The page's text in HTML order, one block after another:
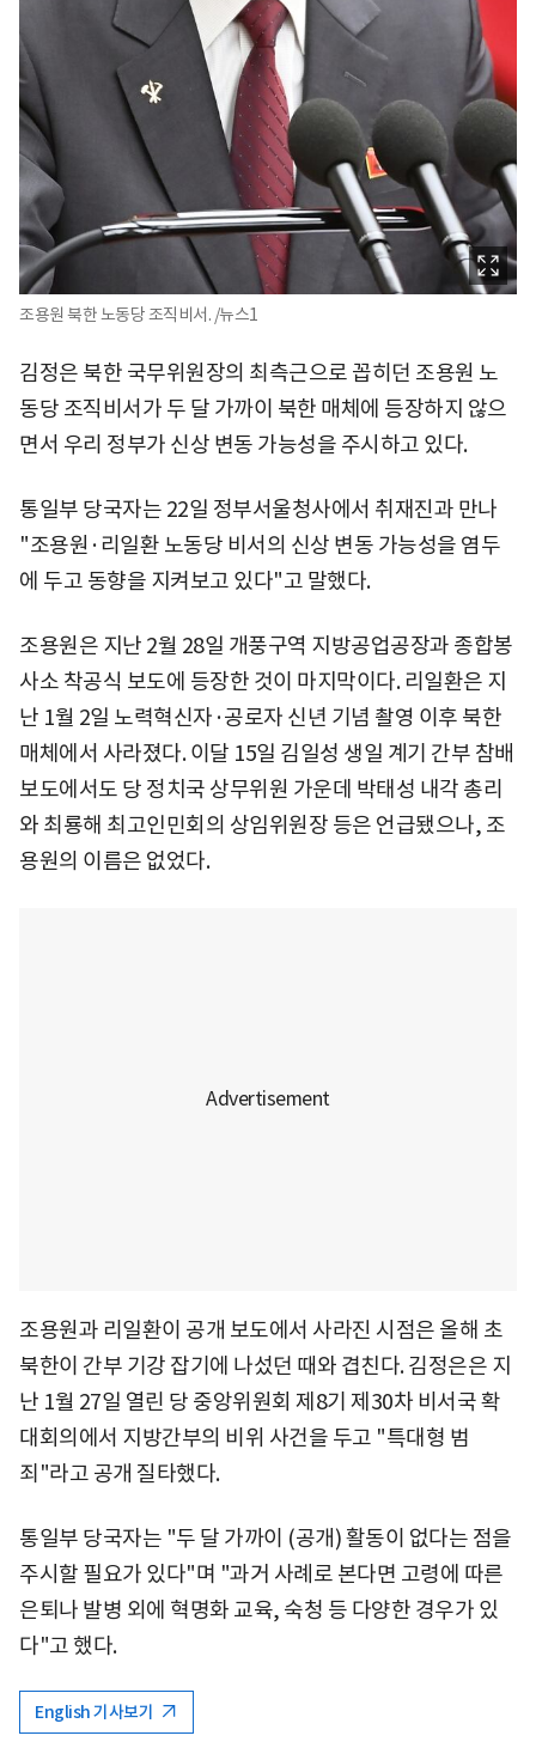
조용원 북한 노동당 조직비서. /뉴스1
김정은 북한 국무위원장의 최측근으로 꼽히던 조용원 노
동당 조직비서가 두 달 가까이 북한 매체에 등장하지 않으
면서 우리 정부가 신상 변동 가능성을 주시하고 있다.
통일부 당국자는 22일 정부서울청사에서 취재진과 만나
"조용원·리일환 노동당 비서의 신상 변동 가능성을 염두
에 두고 동향을 지켜보고 있다"고 말했다.
조용원은 지난 2월 28일 개풍구역 지방공업공장과 종합봉
사소 착공식 보도에 등장한 것이 마지막이다. 리일환은 지
난 1월 2일 노력혁신자·공로자 신년 기념 촬영 이후 북한
매체에서 사라졌다. 이달 15일 김일성 생일 계기 간부 참배
보도에서도 당 정치국 상무위원 가운데 박태성 내각 총리
와 최룡해 최고인민회의 상임위원장 등은 언급됐으나, 조
용원의 이름은 없었다.
조용원과 리일환이 공개 보도에서 사라진 시점은 올해 초
북한이 간부 기강 잡기에 나섰던 때와 겹친다. 김정은은 지
난 1월 27일 열린 당 중앙위원회 제8기 제30차 비서국 확
대회의에서 지방간부의 비위 사건을 두고 "특대형 범
죄"라고 공개 질타했다.
통일부 당국자는 "두 달 가까이 (공개) 활동이 없다는 점을
주시할 필요가 있다"며 "과거 사례로 본다면 고령에 따른
은퇴나 발병 외에 혁명화 교육, 숙청 등 다양한 경우가 있
다"고 했다.
English 기사보기